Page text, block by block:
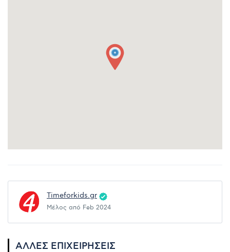
Timeforkids.gr
Μέλος από Feb 2024
ΆΛΛΕΣ ΕΠΙΧΕΙΡΉΣΕΙΣ